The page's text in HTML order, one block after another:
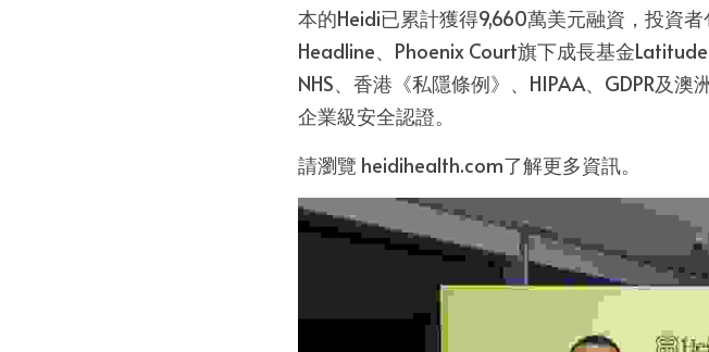
本的Heidi已累計獲得9,660萬美元融資，投資
Headline、Phoenix Court旗下成長基金
NHS、香港《私隱條例》、HIPAA、GDPR及
企業級安全認證。
請瀏覽 heidihealth.com了解更多資訊。